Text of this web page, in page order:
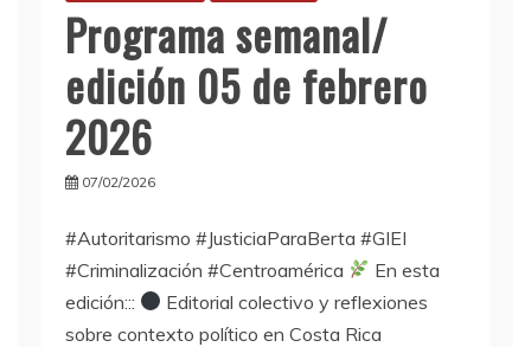
Programa semanal/
edición 05 de febrero
2026
07/02/2026
#Autoritarismo #JusticiaParaBerta #GIEI
#Criminalización #Centroamérica
En esta
edición:::
Editorial colectivo y reflexiones
sobre contexto político en Costa Rica